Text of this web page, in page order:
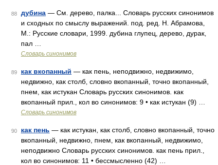
88 дубина — См. дерево, палка... Словарь русских синонимов
и сходных по смыслу выражений. под. ред. Н. Абрамова,
М.: Русские словари, 1999. дубина глупец, дерево, дурак,
пал …
Словарь синонимов
89 как вкопанный — как пень, неподвижно, недвижимо,
недвижно, как столб, словно вкопанный, точно вкопанный,
пнем, как истукан Словарь русских синонимов. как
вкопанный прил., кол во синонимов: 9 • как истукан (9) …
Словарь синонимов
90 как пень — как истукан, как столб, словно вкопанный, точно
вкопанный, недвижно, пнем, как вкопанный, недвижимо,
неподвижно Словарь русских синонимов. как пень прил.,
кол во синонимов: 11 • бессмысленно (42) …